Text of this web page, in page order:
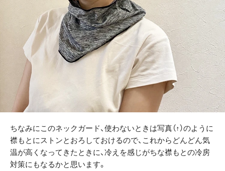
ちなみにこのネックガード、使わないときは写真（↑）のように
襟もとにストンとおろしておけるので、これからどんどん気
温が高くなってきたときに、冷えを感じがちな襟もとの冷房
対策にもなるかと思います。